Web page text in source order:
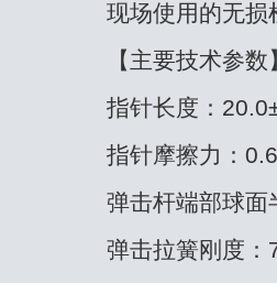
现场使用的无损
【主要技术参数
指针长度：
指针摩擦力：
弹击杆端部球
弹击拉簧刚度